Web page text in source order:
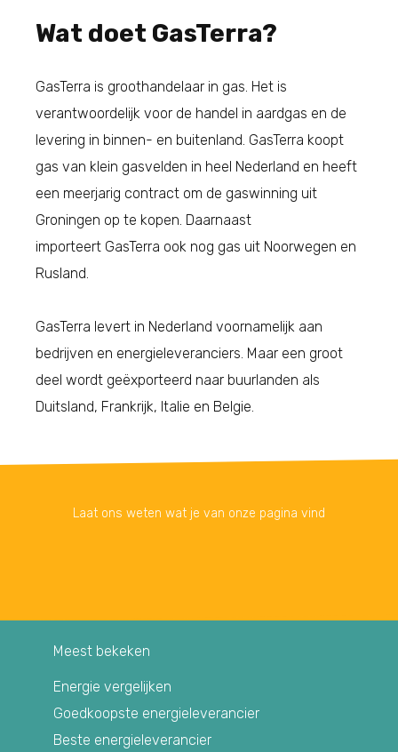
Wat doet GasTerra?
GasTerra is groothandelaar in gas. Het is
verantwoordelijk voor de handel in aardgas en de
levering in binnen- en buitenland. GasTerra koopt
gas van klein gasvelden in heel Nederland en heeft
een meerjarig contract om de gaswinning uit
Groningen op te kopen. Daarnaast
importeert GasTerra ook nog gas uit Noorwegen en
Rusland.
GasTerra levert in Nederland voornamelijk aan
bedrijven en energieleveranciers. Maar een groot
deel wordt geëxporteerd naar buurlanden als
Duitsland, Frankrijk, Italie en Belgie.
Laat ons weten wat je van onze pagina vind
Meest bekeken
Energie vergelijken
Goedkoopste energieleverancier
Beste energieleverancier